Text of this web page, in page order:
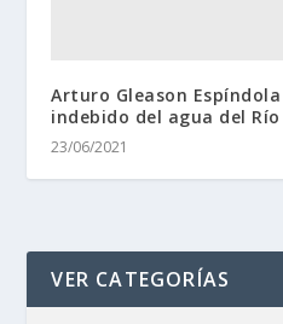
Arturo Gleason
indebido del agua del Río
23/06/2021
VER CATEGORÍAS